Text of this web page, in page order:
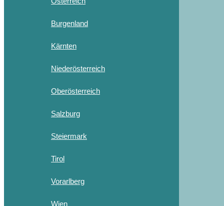
Burgenland
Kärnten
Niederösterreich
Oberösterreich
Salzburg
Steiermark
Tirol
Vorarlberg
Wien